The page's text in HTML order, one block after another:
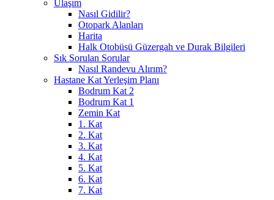
Ulaşım
Nasıl Gidilir?
Otopark Alanları
Harita
Halk Otobüsü Güzergah ve Durak Bilgileri
Sık Sorulan Sorular
Nasıl Randevu Alırım?
Hastane Kat Yerleşim Planı
Bodrum Kat 2
Bodrum Kat 1
Zemin Kat
1. Kat
2. Kat
3. Kat
4. Kat
5. Kat
6. Kat
7. Kat